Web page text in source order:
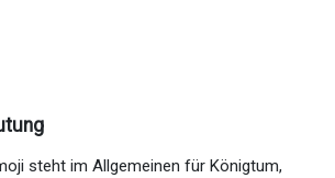
steht im Allgemeinen für Königtum,